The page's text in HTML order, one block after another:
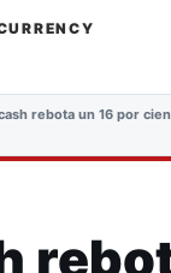
rebota un 16 por